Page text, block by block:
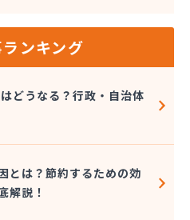
ガスセンター
支店
ンキング
どうなる？行政・自治体
とは？節約するための効
解説！